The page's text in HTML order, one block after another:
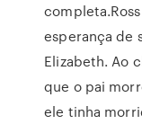
esperança de
Elizabeth. Ao
que o pai
ele tinha